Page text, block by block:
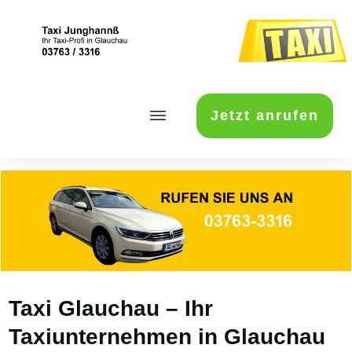
Jetzt anrufen
Taxi Glauchau – Ihr
Taxiunternehmen in Glauchau